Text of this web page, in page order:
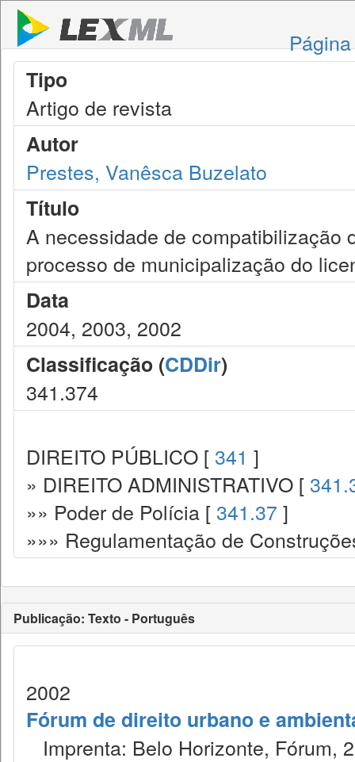
Tipo
Artigo de revista
Autor
Prestes, Vanêsca Buzelato
Título
A necessidade de compatibilização
processo de municipalização do
Data
2004, 2003, 2002
Classificação (CDDir)
341.374
DIREITO PÚBLICO [ 341 ]
» DIREITO ADMINISTRATIVO [
»» Poder de Polícia [ 341.37 ]
»»» Regulamentação de
Publicação: Texto - Português
2002
Fórum de direito urbano e
Imprenta: Belo Horizonte, Fórum,